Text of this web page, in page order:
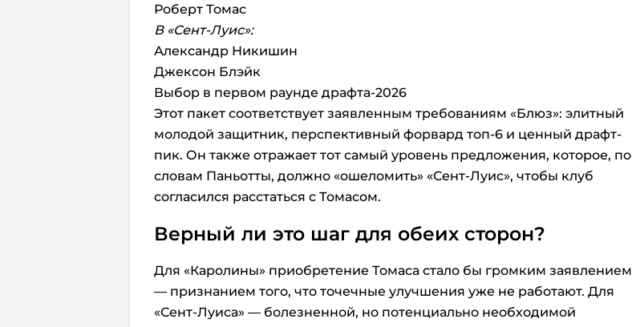
Роберт Томас
В «Сент-Луис»:
Александр Никишин
Джексон Блэйк
Выбор в первом раунде драфта-2026
Этот пакет соответствует заявленным требованиям «Блюз»: элитный
молодой защитник, перспективный форвард топ-6 и ценный драфт-
пик. Он также отражает тот самый уровень предложения, которое, по
словам Паньотты, должно «ошеломить» «Сент-Луис», чтобы клуб
согласился расстаться с Томасом.
Верный ли это шаг для обеих сторон?
Для «Каролины» приобретение Томаса стало бы громким заявлением
— признанием того, что точечные улучшения уже не работают. Для
«Сент-Луиса» — болезненной, но потенциально необходимой